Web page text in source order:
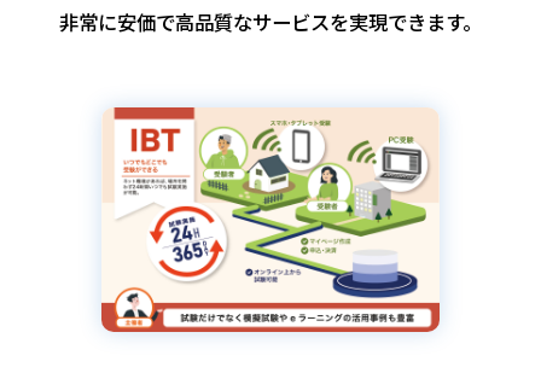
非常に安価で高品質なサービスを実現できます。